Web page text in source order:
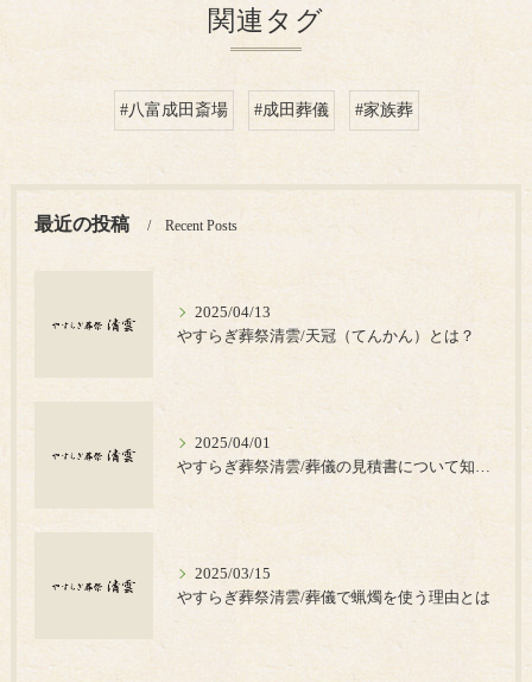
関連タグ
#八富成田斎場 #成田葬儀 #家族葬
最近の投稿 Recent Posts
2025/04/13
やすらぎ葬祭清雲/天冠（てんかん）とは？
2025/04/01
2025/03/15
やすらぎ葬祭清雲/葬儀で蝋燭を使う理由とは